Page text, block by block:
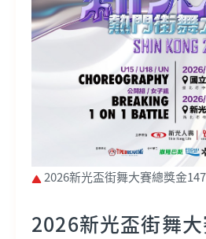
2026新光盃街舞大賽總獎金
2026新光盃街舞